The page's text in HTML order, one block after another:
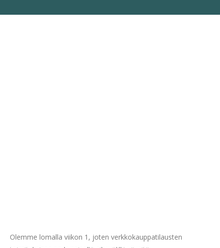
Olemme lomalla viikon 1, joten verkkokauppatilausten